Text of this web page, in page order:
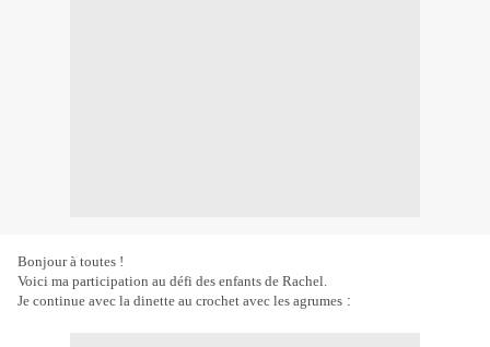
Bonjour à toutes !
Voici ma participation au défi des enfants de Rachel.
Je continue avec la dinette au crochet avec les agrumes :